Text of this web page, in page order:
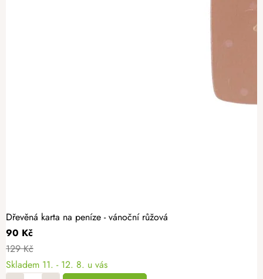
Dřevěná karta na peníze - vánoční růžová
90 Kč
129 Kč
Skladem 11. - 12. 8. u vás